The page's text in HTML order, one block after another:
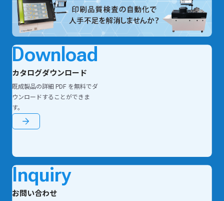
Download
カタログダウンロード
既成製品の詳細 PDF を無料でダ
ウンロードすることができま
す。
Inquiry
お問い合わせ